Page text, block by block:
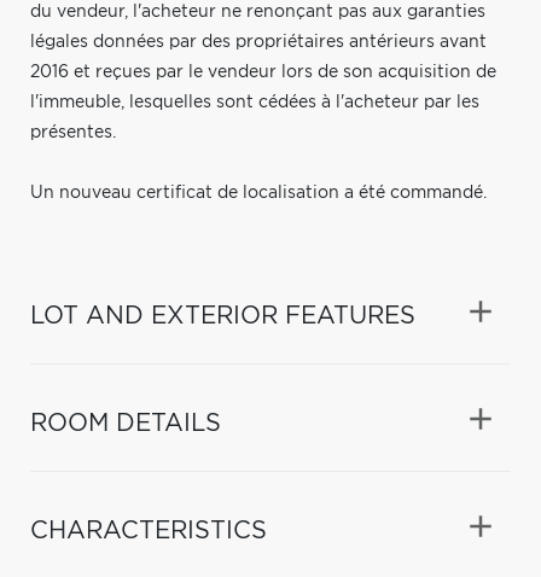
du vendeur, l'acheteur ne renonçant pas aux garanties
légales données par des propriétaires antérieurs avant
2016 et reçues par le vendeur lors de son acquisition de
l'immeuble, lesquelles sont cédées à l'acheteur par les
présentes.
Un nouveau certificat de localisation a été commandé.
LOT AND EXTERIOR FEATURES
ROOM DETAILS
CHARACTERISTICS